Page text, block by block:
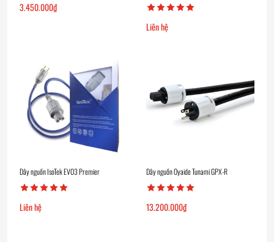
3.450.000₫
Liên hệ
Dây nguồn IsoTek EVO3 Premier
Liên hệ
Dây nguồn Oyaide Tunami GPX-R
13.200.000₫